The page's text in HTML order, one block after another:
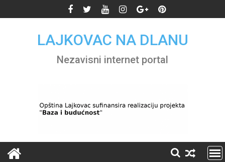
to
LAJKOVAC NA DLANU
Nezavisni internet portal